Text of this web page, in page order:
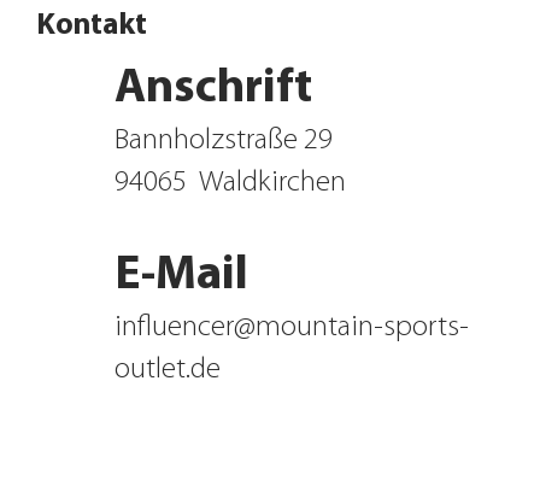
Kontakt
influencer@mountain-sports-
outlet.de
E-Mail
Waldkirchen
94065
Bannholzstraße 29
Anschrift